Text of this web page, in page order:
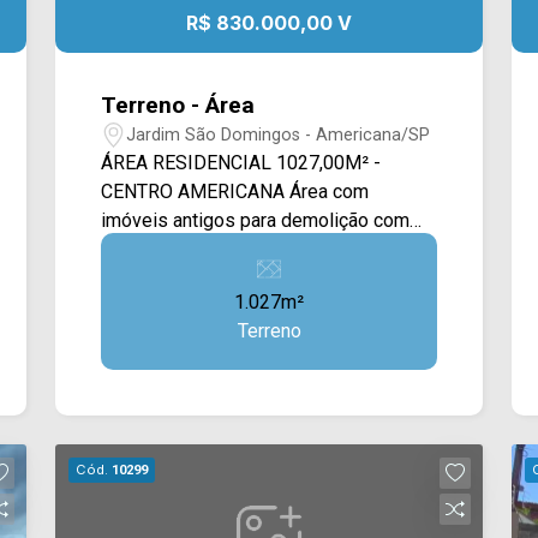
R$ 830.000,00 V
Terreno - Área
Jardim São Domingos - Americana/SP
ÁREA RESIDENCIAL 1027,00M² -
CENTRO AMERICANA Área com
imóveis antigos para demolição com
área superficial de 1027,00m², ótima
localização. NÃO ACEITA PERMUTA
1.027m²
Terreno
Cód. 10299